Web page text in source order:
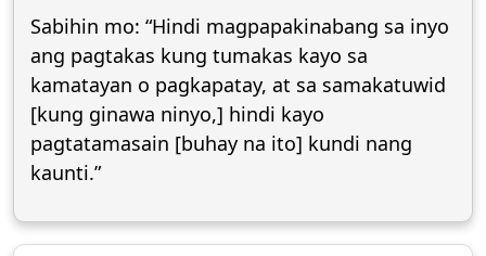
Sabihin mo: “Hindi magpapakinabang sa inyo
ang pagtakas kung tumakas kayo sa
kamatayan o pagkapatay, at sa samakatuwid
[kung ginawa ninyo,] hindi kayo
pagtatamasain [buhay na ito] kundi nang
kaunti.”